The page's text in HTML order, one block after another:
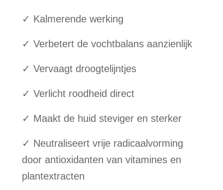
✓ Kalmerende werking
✓ Verbetert de vochtbalans aanzienlijk
✓ Vervaagt droogtelijntjes
✓ Verlicht roodheid direct
✓ Maakt de huid steviger en sterker
✓ Neutraliseert vrije radicaalvorming
door antioxidanten van vitamines en
plantextracten